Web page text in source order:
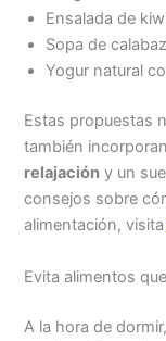
Ensalada de
Sopa de
Yogur natural
Estas propuestas
también
relajación y un
consejos sobre
alimentación,
Evita alimentos
A la hora de